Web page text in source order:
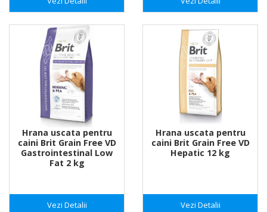
Hrana uscata pentru
caini Brit Grain Free VD
Gastrointestinal Low
Fat 2 kg
Vezi Detalii
Hrana uscata pentru
caini Brit Grain Free VD
Hepatic 12 kg
Vezi Detalii